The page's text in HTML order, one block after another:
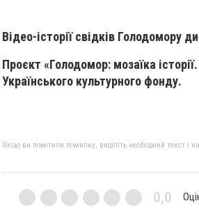
Відео-історії свідків Голодомору
Проєкт «Голодомор: мозаїка
Українського культурного фонду.
Якщо ви помітили помилку, виділіть необхідний текст і
0,0